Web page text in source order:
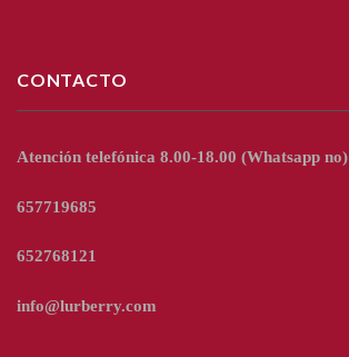
CONTACTO
Atención telefónica 8.00-18.00 (Whatsapp no)
657719685
652768121
info@lurberry.com